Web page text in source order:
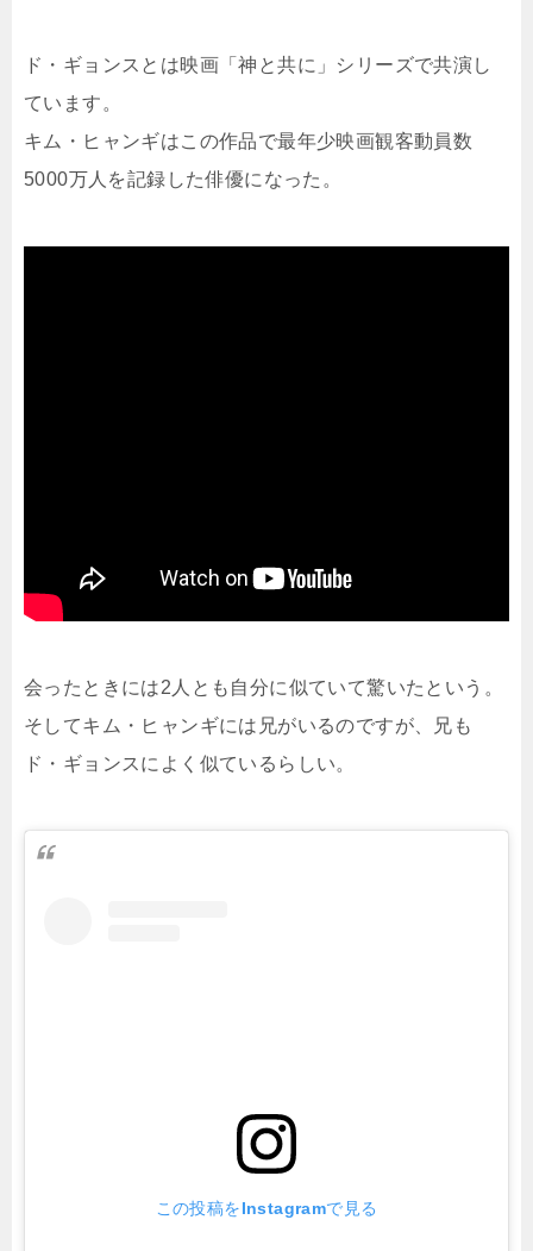
ド・ギョンスとは映画「神と共に」シリーズで共演し
ています。
キム・ヒャンギはこの作品で最年少映画観客動員数
5000万人を記録した俳優になった。
会ったときには2人とも自分に似ていて驚いたという。
そしてキム・ヒャンギには兄がいるのですが、兄も
ド・ギョンスによく似ているらしい。
この投稿をInstagramで見る